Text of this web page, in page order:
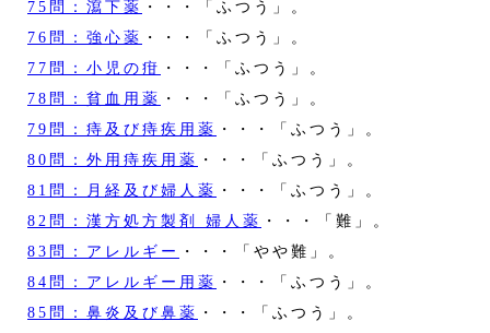
75問：瀉下薬 ・・・「ふつう」。
76問：強心薬 ・・・「ふつう」。
77問：小児の疳 ・・・「ふつう」。
78問：貧血用薬 ・・・「ふつう」。
79問：痔及び痔疾用薬 ・・・「ふつう」。
80問：外用痔疾用薬 ・・・「ふつう」。
81問：月経及び婦人薬 ・・・「ふつう」。
82問：漢方処方製剤 婦人薬 ・・・「難」。
83問：アレルギー
・・・「やや難」。
84問：アレルギー用薬 ・・・「ふつう」。
85問：鼻炎及び鼻薬 ・・・「ふつう」。